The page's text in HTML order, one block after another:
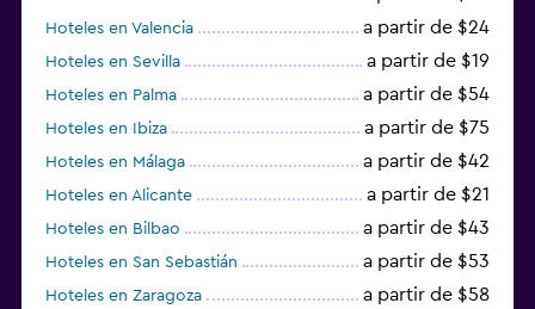
Hoteles en Valencia a partir de $24
Hoteles en Sevilla a partir de $19
Hoteles en Palma a partir de $54
Hoteles en Ibiza a partir de $75
Hoteles en Málaga a partir de $42
Hoteles en Alicante a partir de $21
Hoteles en Bilbao a partir de $43
Hoteles en San Sebastián a partir de $53
Hoteles en Zaragoza a partir de $58